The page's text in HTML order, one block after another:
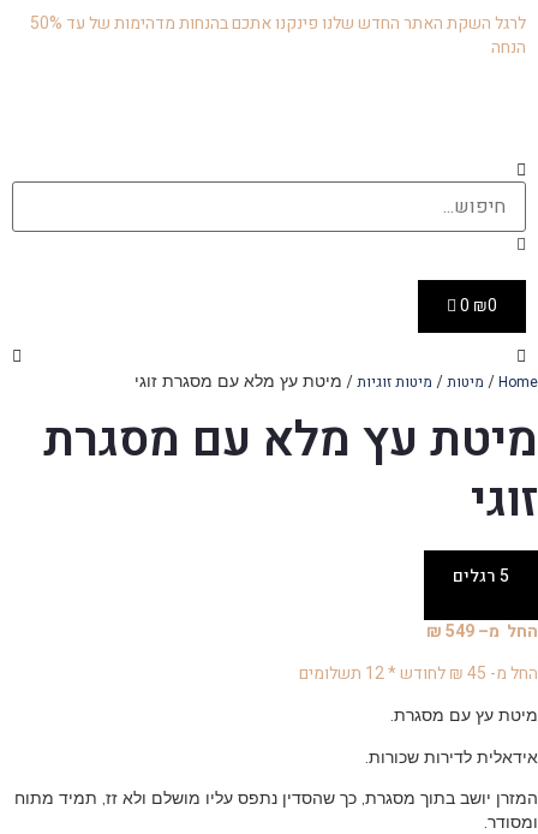
לרגל השקת האתר החדש שלנו פינקנו אתכם בהנחות מדהימות של עד 50%
הנחה
₪0
0
Home
/ מיטות/ מיטות זוגיות/ מיטת עץ מלא עם מסגרת זוגי
מיטת עץ מלא עם מסגרת
זוגי
5 רגלים
החל מ– 549 ₪
החל מ- 45 ₪ לחודש * 12 תשלומים
מיטת עץ עם מסגרת.
אידאלית לדירות שכורות.
המזרן יושב בתוך מסגרת, כך שהסדין נתפס עליו מושלם ולא זז, תמיד מתוח
ומסודר.